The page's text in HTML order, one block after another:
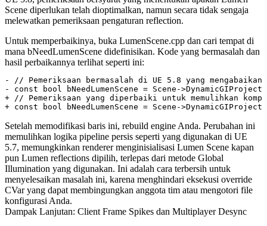
Scene diperlukan telah dioptimalkan, namun secara tidak sengaja
melewatkan pemeriksaan pengaturan reflection.
Untuk memperbaikinya, buka LumenScene.cpp dan cari tempat di
mana bNeedLumenScene didefinisikan. Kode yang bermasalah dan
hasil perbaikannya terlihat seperti ini:
- // Pemeriksaan bermasalah di UE 5.8 yang
- const bool bNeedLumenScene = Scene-
+ // Pemeriksaan yang diperbaiki untuk memulihkan
Setelah memodifikasi baris ini, rebuild engine Anda. Perubahan ini
memulihkan logika pipeline persis seperti yang digunakan di UE
5.7, memungkinkan renderer menginisialisasi Lumen Scene kapan
pun Lumen reflections dipilih, terlepas dari metode Global
Illumination yang digunakan. Ini adalah cara terbersih untuk
menyelesaikan masalah ini, karena menghindari eksekusi override
CVar yang dapat membingungkan anggota tim atau mengotori file
konfigurasi Anda.
Dampak Lanjutan: Client Frame Spikes dan Multiplayer Desync